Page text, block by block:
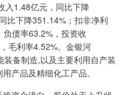
入1.48亿元，同比下降
比下降351.14%；扣非净利
债率63.2%，投资收
毛利率4.52%。金银河
备制造,以及主要利用自产装
产品及精细化工产品。